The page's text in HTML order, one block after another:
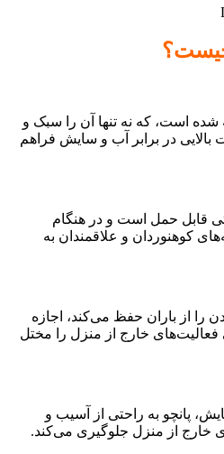
چیست؟
شده است، که نه تنها آن را سبک و
در برابر آب و سایش فراهم
به راحتی قابل حمل است و در هنگام
کوهنوردان و علاقمندان به
را از باران حفظ می‌کند، اجازه
خارج از منزل را مختل
پانچو به راحتی از آسیب و
خارج از منزل جلوگیری می‌کند.